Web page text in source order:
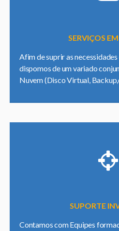
SERVIÇOS
Afim de suprir as
dispomos de um variado
Nuvem (Disco Virtual,
SUPORTE
Contamos com Equipes